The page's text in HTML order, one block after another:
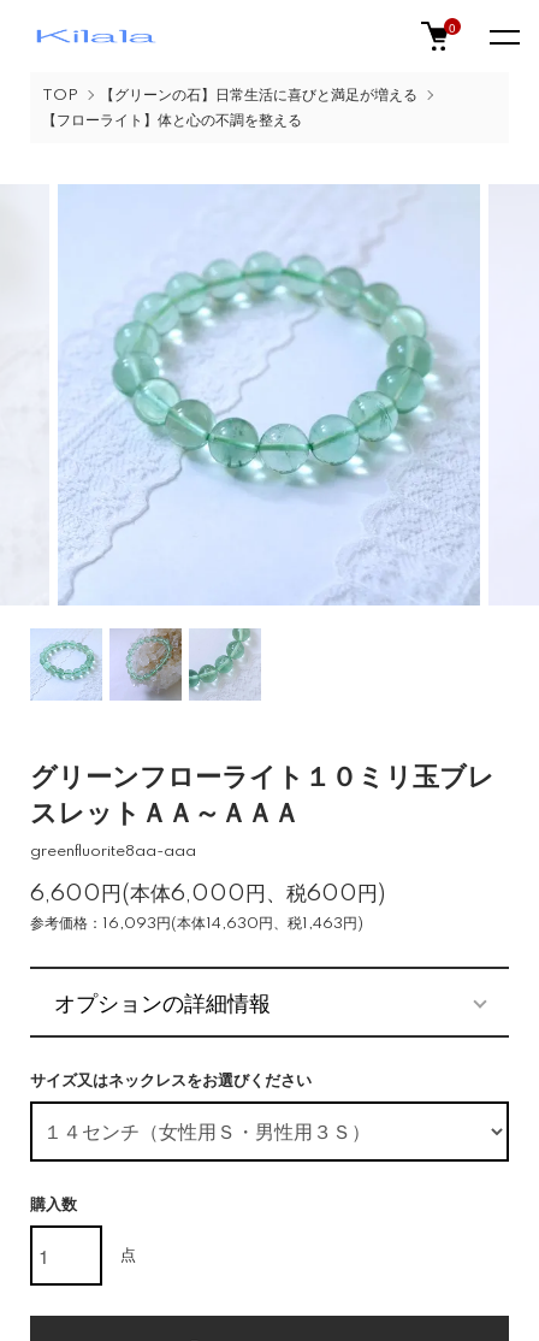
0
TOP
【グリーンの石】日常生活に喜びと満足が増える
【フローライト】体と心の不調を整える
グリーンフローライト１０ミリ玉ブレ
スレットＡＡ～ＡＡＡ
greenfluorite8aa-aaa
6,600円(本体6,000円、税600円)
参考価格：16,093円(本体14,630円、税1,463円)
オプションの詳細情報
サイズ又はネックレスをお選びください
購入数
点